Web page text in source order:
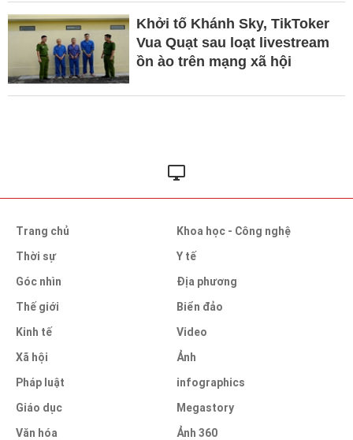
Khởi tố Khánh Sky, TikToker
Vua Quạt sau loạt livestream
ồn ào trên mạng xã hội
Trang chủ
Thời sự
Góc nhìn
Thế giới
Kinh tế
Xã hội
Pháp luật
Giáo dục
Văn hóa
Khoa học - Công nghệ
Y tế
Địa phương
Biển đảo
Video
Ảnh
infographics
Megastory
Ảnh 360